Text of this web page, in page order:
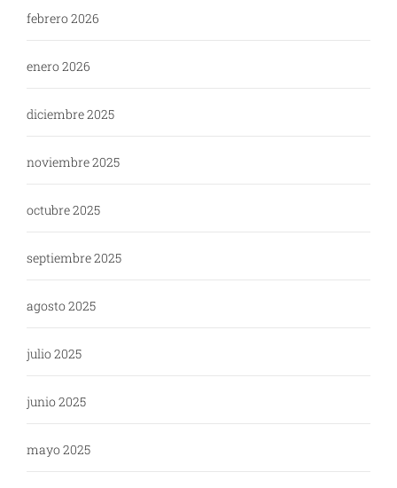
febrero 2026
enero 2026
diciembre 2025
noviembre 2025
octubre 2025
septiembre 2025
agosto 2025
julio 2025
junio 2025
mayo 2025